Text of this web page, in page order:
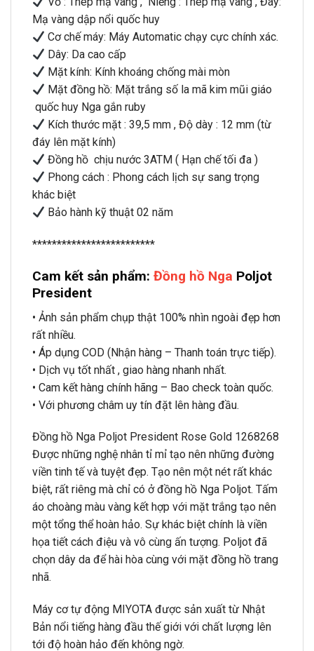
Mạ vàng dập nổi quốc huy
Cơ chế máy: Máy Automatic chạy cực chính xác.
Dây: Da cao cấp
Mặt kính: Kính khoáng chống mài mòn
Mặt đồng hồ: Mặt trắng số la mã kim mũi giáo
quốc huy Nga gắn ruby
Kích thước mặt : 39,5 mm , Độ dày : 12 mm (từ
đáy lên mặt kính)
Đồng hồ chịu nước 3ATM ( Hạn chế tối đa )
Phong cách : Phong cách lịch sự sang trọng
khác biệt
Bảo hành kỹ thuật 02 năm
*************************
Cam kết sản phẩm: Đồng hồ Nga Poljot
President
• Ảnh sản phẩm chụp thật 100% nhìn ngoài đẹp hơn
rất nhiều.
• Áp dụng COD (Nhận hàng – Thanh toán trực tiếp).
• Dịch vụ tốt nhất , giao hàng nhanh nhất.
• Cam kết hàng chính hãng – Bao check toàn quốc.
• Với phương châm uy tín đặt lên hàng đầu.
Đồng hồ Nga Poljot President Rose Gold 1268268
Được những nghệ nhân tỉ mỉ tạo nên những đường
viền tinh tế và tuyệt đẹp. Tạo nên một nét rất khác
biệt, rất riêng mà chỉ có ở đồng hồ Nga Poljot. Tấm
áo choàng màu vàng kết hợp với mặt trắng tạo nên
một tổng thể hoàn hảo. Sự khác biệt chính là viền
họa tiết cách điệu và vô cùng ấn tượng. Poljot đã
chọn dây da để hài hòa cùng với mặt đồng hồ trang
nhã.
Máy cơ tự động MIYOTA được sản xuất từ Nhật
Bản nổi tiếng hàng đầu thế giới với chất lượng lên
tới độ hoàn hảo đến không ngờ.